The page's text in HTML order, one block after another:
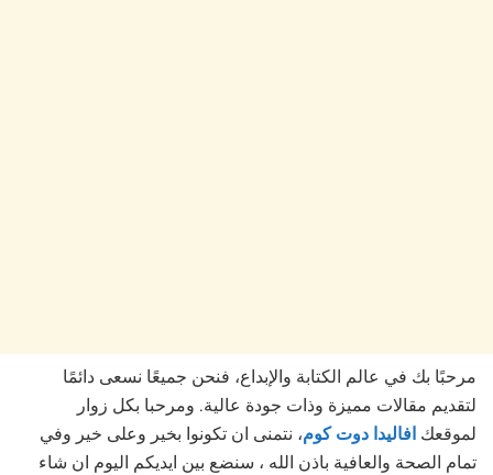
مرحبًا بك في عالم الكتابة والإبداع، فنحن جميعًا نسعى دائمًا
لتقديم مقالات مميزة وذات جودة عالية. ومرحبا بكل زوار
لموقعك افاليدا دوت كوم، نتمنى ان تكونوا بخير وعلى خير وفي
تمام الصحة والعافية باذن الله ، سنضع بين ايديكم اليوم ان شاء